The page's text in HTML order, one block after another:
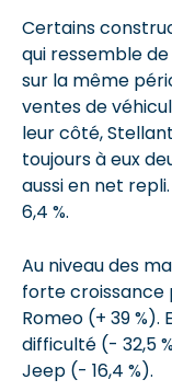
Certains
qui ressemble
sur la même
ventes de
leur côté,
toujours à eux
aussi en net
6,4 %.
Au niveau des
forte croissance
Romeo (+ 39
difficulté (- 32,5
Jeep (- 16,4 %).